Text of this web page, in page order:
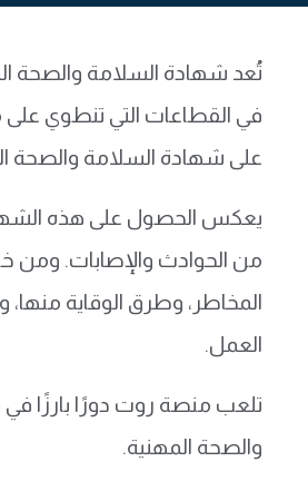
تُعد شهادة السلامة والصحة
في القطاعات التي تنطوي على
على شهادة السلامة والصحة
يعكس الحصول على هذه
من الحوادث والإصابات. ومن
المخاطر، وطرق الوقاية
العمل.
تلعب منصة روت دورًا بارزًا
والصحة المهنية.